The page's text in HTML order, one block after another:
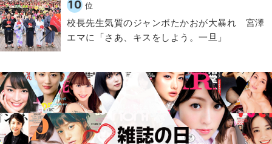
10 位
校長先生気質のジャンボたかおが大暴れ 宮澤
エマに「さあ、キスをしよう。一旦」